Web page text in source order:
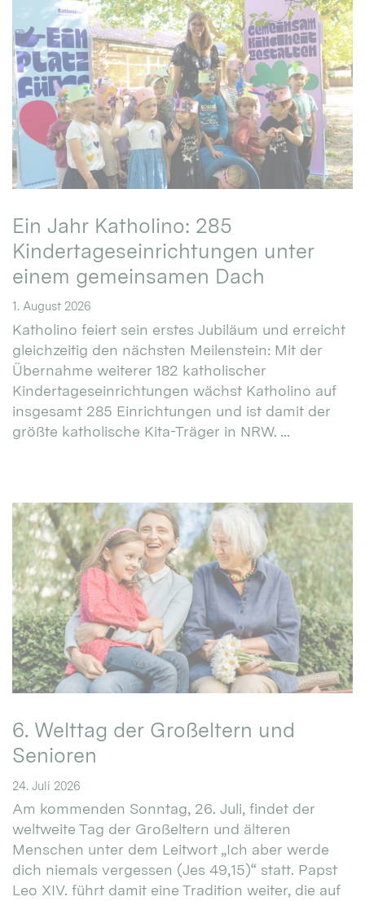
Ein Jahr Katholino: 285
Kindertageseinrichtungen unter
einem gemeinsamen Dach
1. August 2026
Katholino feiert sein erstes Jubiläum und erreicht
gleichzeitig den nächsten Meilenstein: Mit der
Übernahme weiterer 182 katholischer
Kindertageseinrichtungen wächst Katholino auf
insgesamt 285 Einrichtungen und ist damit der
größte katholische Kita-Träger in NRW. ...
6. Welttag der Großeltern und
Senioren
24. Juli 2026
Am kommenden Sonntag, 26. Juli, findet der
weltweite Tag der Großeltern und älteren
Menschen unter dem Leitwort „Ich aber werde
dich niemals vergessen (Jes 49,15)“ statt. Papst
Leo XIV. führt damit eine Tradition weiter, die auf